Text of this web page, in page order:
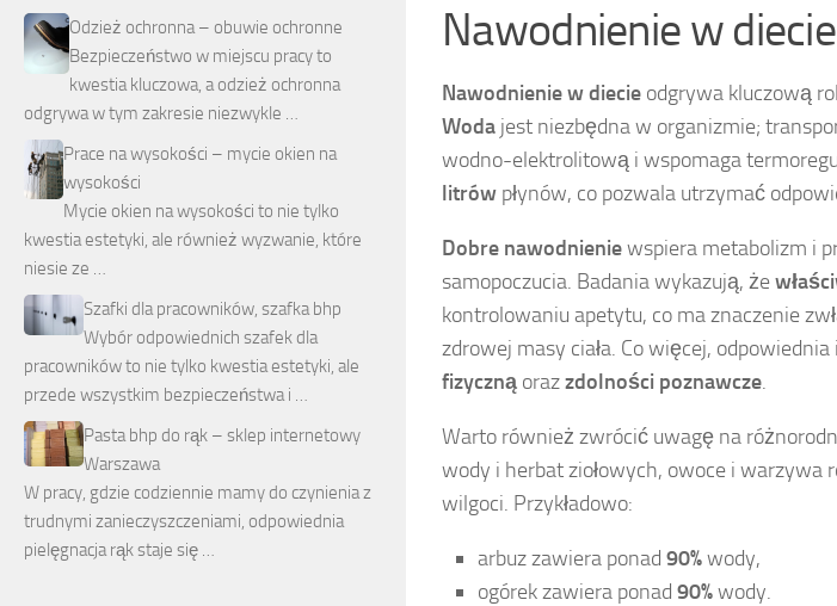
Nawodnienie w
Nawodnienie w diecie odgrywa kluczową
Woda jest niezbędna w organizmie;
wodno-elektrolitową i wspomaga
litrów płynów, co pozwala utrzymać
Dobre nawodnieniewspiera metabolizm i
samopoczucia. Badania wykazują, że
kontrolowaniu apetytu, co ma znaczenie
zdrowej masy ciała. Co więcej,
fizyczną orazzdolności poznawcze.
Warto również zwrócić uwagę na
wody i herbat ziołowych, owoce i
wilgoci. Przykładowo:
arbuz zawiera ponad 90%wody,
ogórek zawiera ponad 90%wody.
Odzież ochronna – obuwie ochronne
Bezpieczeństwo w miejscu pracy to
kwestia kluczowa, a odzież ochronna
odgrywa w tym zakresie niezwykle …
Prace na wysokości – mycie okien na
wysokości
Mycie okien na wysokości to nie tylko
kwestia estetyki, ale również wyzwanie, które
niesie ze …
Szafki dla pracowników, szafka bhp
Wybór odpowiednich szafek dla
pracowników to nie tylko kwestia estetyki, ale
przede wszystkim bezpieczeństwa i …
Pasta bhp do rąk – sklep internetowy
Warszawa
W pracy, gdzie codziennie mamy do czynienia z
trudnymi zanieczyszczeniami, odpowiednia
pielęgnacja rąk staje się …